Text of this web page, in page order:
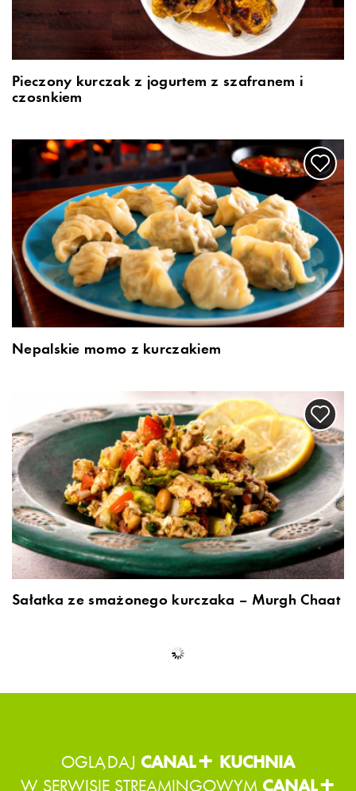
Pieczony kurczak z jogurtem z szafranem i
czosnkiem
Nepalskie momo z kurczakiem
Sałatka ze smażonego kurczaka – Murgh Chaat
bulionem kokosowym
5-minutowe curry z kurczaka